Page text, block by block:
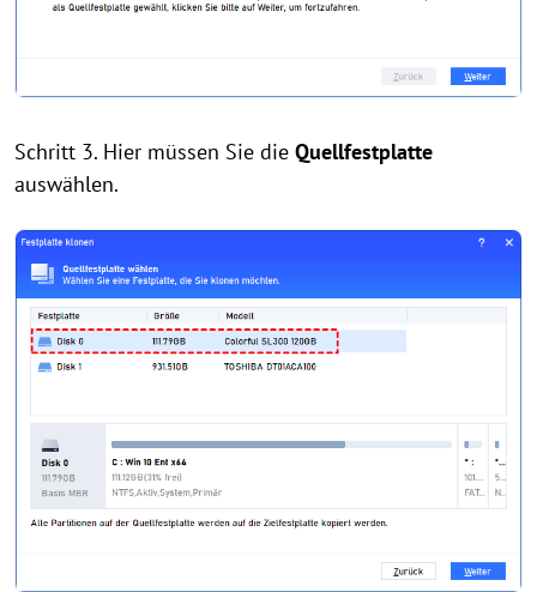
Schritt 3. Hier müssen Sie die Quellfestplatte
auswählen.